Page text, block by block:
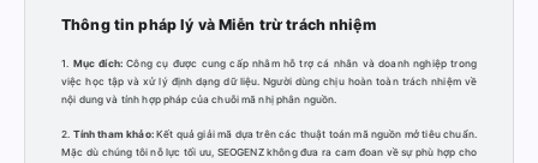
Thông tin pháp lý và Miễn trừ trách nhiệm
1. Mục đích: Công cụ được cung cấp nhằm hỗ trợ cá nhân và doanh nghiệp trong
việc học tập và xử lý định dạng dữ liệu. Người dùng chịu hoàn toàn trách nhiệm về
nội dung và tính hợp pháp của chuỗi mã nhị phân nguồn.
2. Tính tham khảo:Kết quả giải mã dựa trên các thuật toán mã nguồn mở tiêu chuẩn.
Mặc dù chúng tôi nỗ lực tối ưu, SEOGENZ không đưa ra cam đoan về sự phù hợp cho